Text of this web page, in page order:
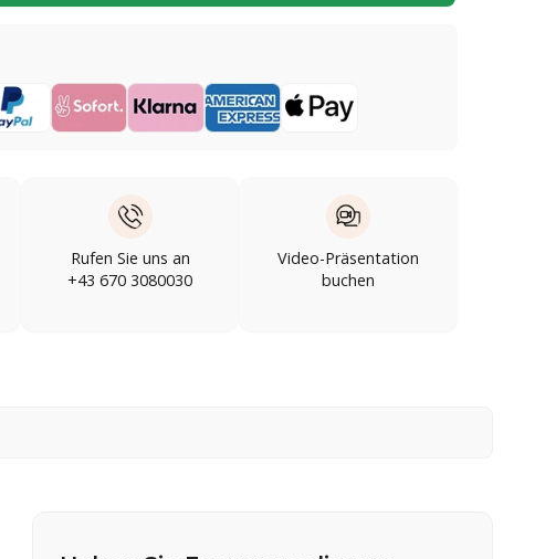
Rufen Sie uns an
+43 670 3080030
Video-Präsentation
buchen